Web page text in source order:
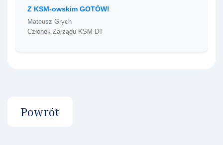
Z KSM-owskim GOTÓW!
Mateusz Grych
Członek Zarządu KSM DT
Powrót